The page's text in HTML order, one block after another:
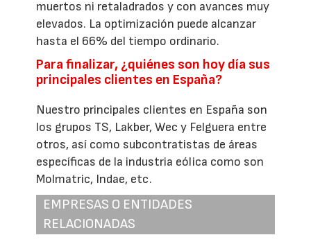
muertos ni retaladrados y con avances muy
elevados. La optimización puede alcanzar
hasta el 66% del tiempo ordinario.
Para finalizar, ¿quiénes son hoy día sus
principales clientes en España?
Nuestro principales clientes en España son
los grupos TS, Lakber, Wec y Felguera entre
otros, así como subcontratistas de áreas
específicas de la industria eólica como son
Molmatric, Indae, etc.
EMPRESAS O ENTIDADES
RELACIONADAS